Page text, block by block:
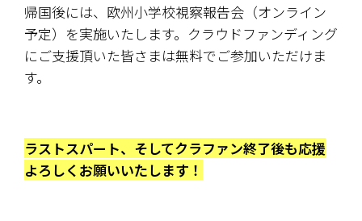
帰国後には、欧州小学校視察報告会（オンライン
予定）を実施いたします。クラウドファンディング
にご支援頂いた皆さまは無料でご参加いただけま
す。
ラストスパート、そしてクラファン終了後も応援
よろしくお願いいたします！